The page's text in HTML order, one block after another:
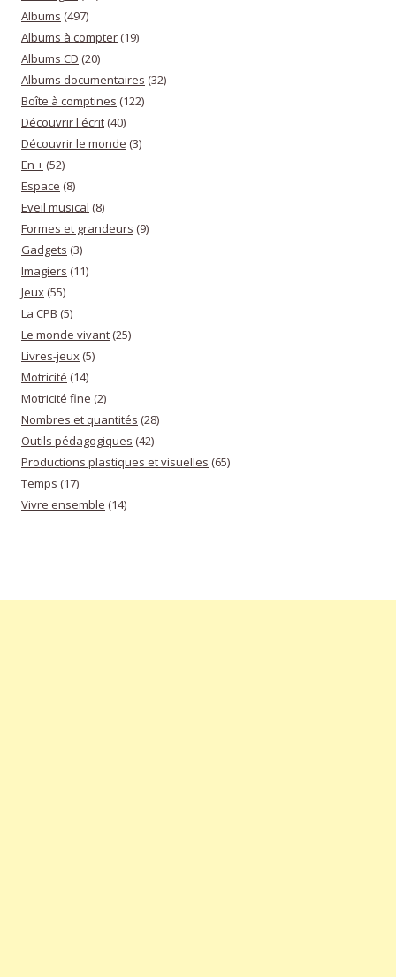
Albums (497)
Albums à compter (19)
Albums CD (20)
Albums documentaires (32)
Boîte à comptines (122)
Découvrir l'écrit (40)
Découvrir le monde (3)
En + (52)
Espace (8)
Eveil musical (8)
Formes et grandeurs (9)
Gadgets (3)
Imagiers (11)
Jeux (55)
La CPB (5)
Le monde vivant (25)
Livres-jeux (5)
Motricité (14)
Motricité fine (2)
Nombres et quantités (28)
Outils pédagogiques (42)
Productions plastiques et visuelles (65)
Temps (17)
Vivre ensemble (14)